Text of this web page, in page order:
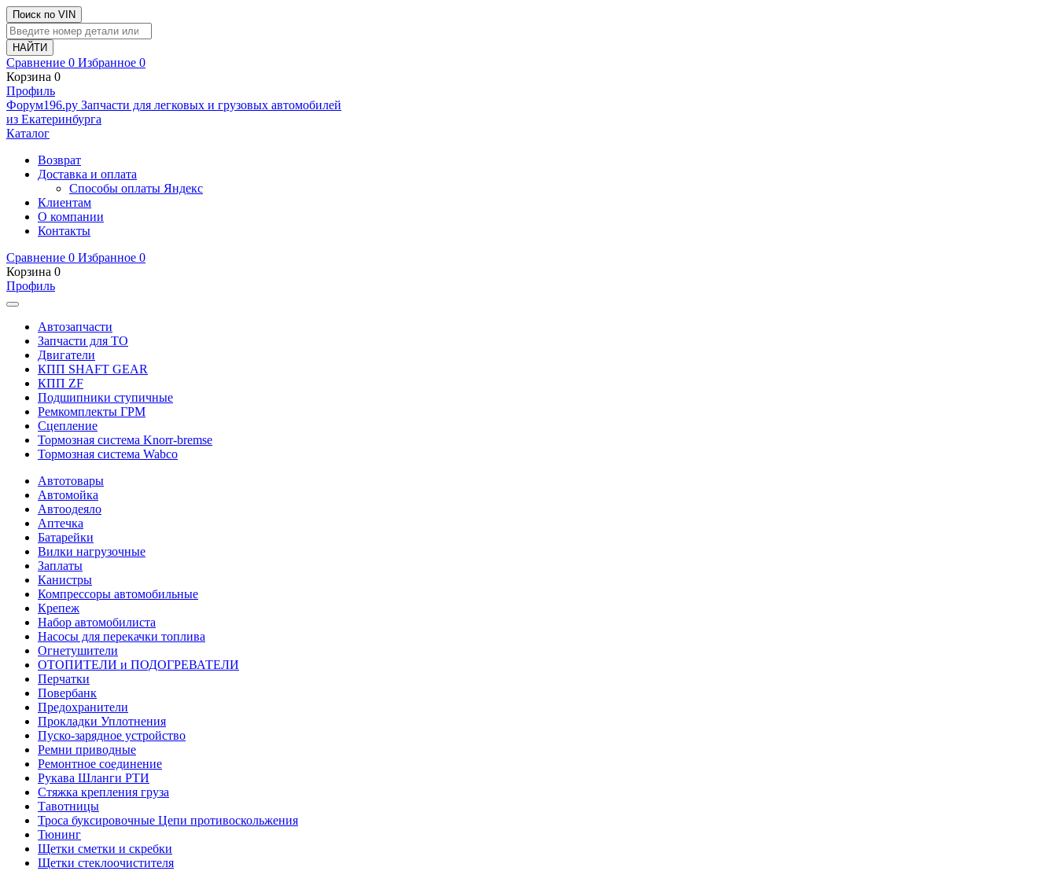
Поиск по VIN
Сравнение 0 Избранное 0
Корзина 0
Профиль
Фoрум196.ру Запчасти для легковых и грузовых автомобилей
из Екатеринбурга
Каталог
Возврат
Доставка и оплата
Способы оплаты Яндекс
Клиентам
О компании
Контакты
Сравнение 0 Избранное 0
Корзина 0
Профиль
Автозапчасти
Запчасти для ТО
Двигатели
КПП SHAFT GEAR
КПП ZF
Подшипники ступичные
Ремкомплекты ГРМ
Сцепление
Тормозная система Knorr-bremse
Тормозная система Wabco
Автотовары
Автомойка
Автоодеяло
Аптечка
Батарейки
Вилки нагрузочные
Заплаты
Канистры
Компрессоры автомобильные
Крепеж
Набор автомобилиста
Насосы для перекачки топлива
Огнетушители
ОТОПИТЕЛИ и ПОДОГРЕВАТЕЛИ
Перчатки
Повербанк
Предохранители
Прокладки Уплотнения
Пуско-зарядное устройство
Ремни приводные
Ремонтное соединение
Рукава Шланги РТИ
Стяжка крепления груза
Тавотницы
Троса буксировочные Цепи противоскольжения
Тюнинг
Щетки сметки и скребки
Щетки стеклоочистителя